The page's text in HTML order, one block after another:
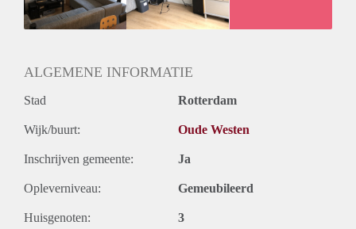
ALGEMENE INFORMATIE
Stad Rotterdam
Wijk/buurt: Oude Westen
Inschrijven gemeente: Ja
Opleverniveau: Gemeubileerd
Huisgenoten: 3